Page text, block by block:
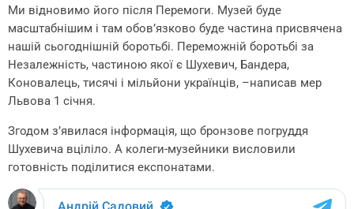
Ми відновимо його після Перемоги. Музей буде
масштабнішим і там обовʼязково буде частина присвячена
нашій сьогоднішній боротьбі. Переможній боротьбі за
Незалежність, частиною якої є Шухевич, Бандера,
Коновалець, тисячі і мільйони українців, –написав мер
Львова 1 січня.
Згодом з’явилася інформація, що бронзове погруддя
Шухевича вціліло. А колеги-музейники висловили
готовність поділитися експонатами.